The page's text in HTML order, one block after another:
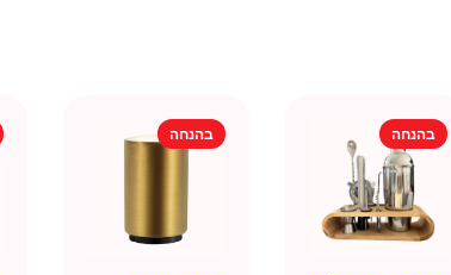
בהנחה בהנחה